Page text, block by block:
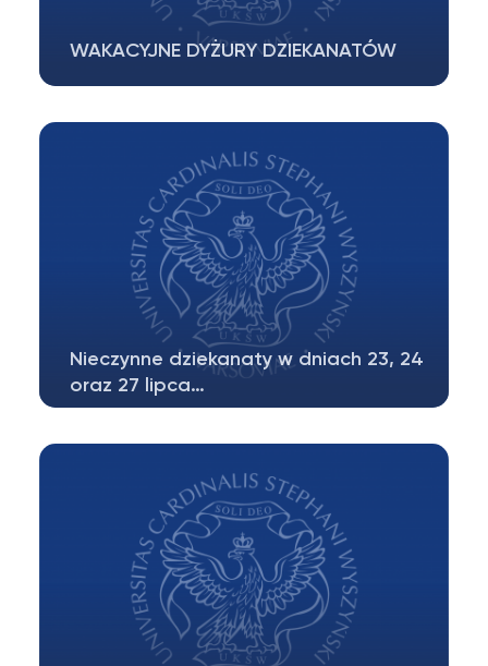
WAKACYJNE DYŻURY DZIEKANATÓW
9.00-12.00 W związku z przerwą wakacyjną…
Nieczynne dziekanaty w dniach 23, 24
oraz 27 lipca…
(poniedziałek) lipca br. z uwagi…